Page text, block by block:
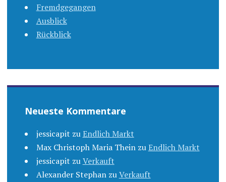
Fremdgegangen
Ausblick
Rückblick
Neueste Kommentare
jessicapit zuEndlich Markt
Max Christoph Maria TheinzuEndlich Markt
jessicapit zuVerkauft
Alexander StephanzuVerkauft